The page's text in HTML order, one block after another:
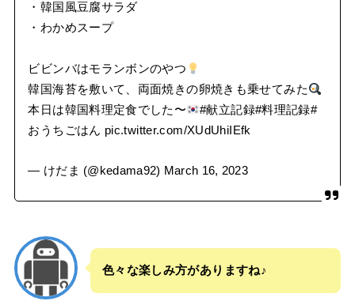
・韓国風豆腐サラダ
・わかめスープ
ビビンバはモランボンのやつ
韓国海苔を敷いて、両面焼きの卵焼きも乗せてみた
本日は韓国料理定食でした〜
#献立記録#料理記録#
おうちごはん pic.twitter.com/XUdUhiIEfk
— けだま (@kedama92) March 16, 2023
色々な楽しみ方がありますね♪